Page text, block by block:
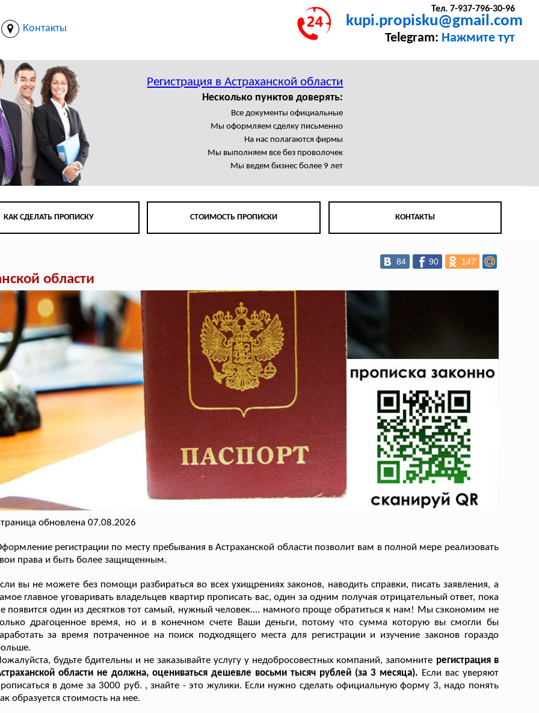
Контакты
Тел. 7-937-796-30-96
kupi.propisku@gmail.com
Telegram: Нажмите тут
Регистрация в Астраханской области
Несколько пунктов доверять:
Все документы официальные
Мы оформляем сделку письменно
На нас полагаются фирмы
Мы выполняем все без проволочек
Мы ведем бизнес более 9 лет
КАК СДЕЛАТЬ ПРОПИСКУ СТОИМОСТЬ ПРОПИСКИ КОНТАКТЫ
84 90 147
области
обновлена 07.08.2026
регистрации по месту пребывания в Астраханской области позволит вам в полной мере реализовать
права и быть более защищенным.
вы не можете без помощи разбираться во всех ухищрениях законов, наводить справки, писать заявления, а
главное уговаривать владельцев квартир прописать вас, один за одним получая отрицательный ответ, пока
появится один из десятков тот самый, нужный человек.... намного проще обратиться к нам! Мы сэкономим не
драгоценное время, но и в конечном счете Ваши деньги, потому что сумма которую вы смогли бы
за время потраченное на поиск подходящего места для регистрации и изучение законов гораздо
будьте бдительны и не заказывайте услугу у недобросовестных компаний, запомните регистрация в
области не должна, оцениваться дешевле восьми тысяч рублей (за 3 месяца). Если вас уверяют
в доме за 3000 руб. , знайте - это жулики. Если нужно сделать официальную форму 3, надо понять
образуется стоимость на нее.